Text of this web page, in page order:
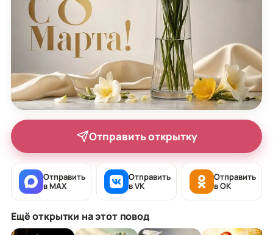
Отправить открытку
Отправить
в MAX
Отправить
в VK
Отправить
в OK
Ещё открытки на этот повод